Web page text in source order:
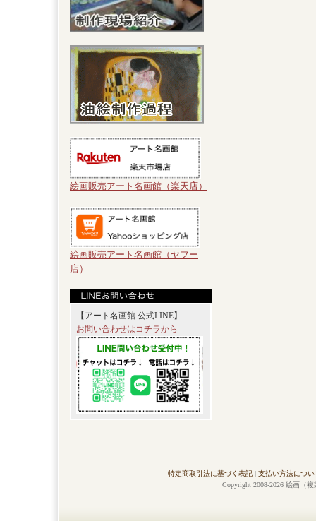
絵画販売アート名画館（楽天店）
絵画販売アート名画館（ヤフー
店）
【アート名画館 公式LINE】
お問い合わせはコチラから
特定商取引法に基づく表記 | 支払い方法につい
Copyright 2008-2026 絵画（